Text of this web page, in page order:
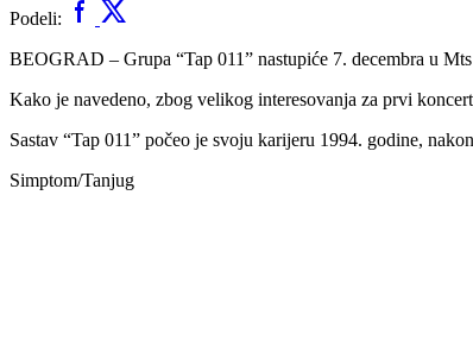
Podeli:
BEOGRAD – Grupa “Tap 011” nastupiće 7. decembra u
Kako je navedeno, zbog velikog interesovanja za prvi
Sastav “Tap 011” počeo je svoju karijeru 1994. godine,
Simptom/Tanjug